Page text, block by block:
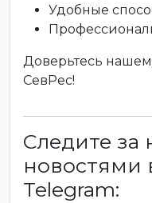
Удобные
Доверьтесь
СевРес!
Следите
новостями
Telegram: